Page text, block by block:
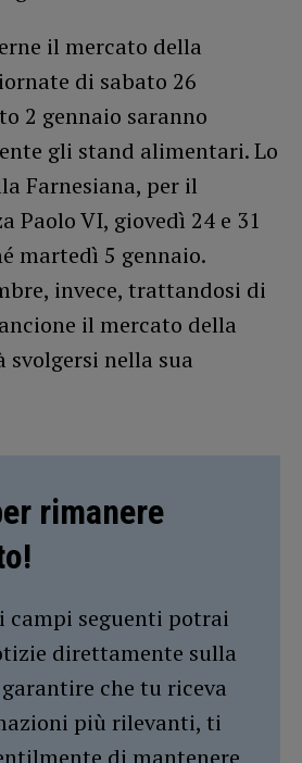
il mercato della
di sabato 26
2 gennaio saranno
gli stand alimentari. Lo
Farnesiana, per il
Paolo VI, giovedì 24 e 31
martedì 5 gennaio.
invece, trattandosi di
il mercato della
svolgersi nella sua
rimanere
campi seguenti potrai
direttamente sulla
che tu riceva
più rilevanti, ti
di mantenere